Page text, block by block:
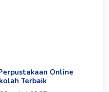
Online
Terbaik